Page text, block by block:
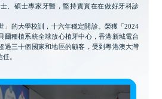
、碩士專家牙醫，堅持實實在在做好牙科診
」的大學校訓，十六年穩定開診。榮獲「2024
爾種植系統全球放心植牙中心，香港新城電台
過三十個國家和地區的顧客，受到粵港澳大灣
。